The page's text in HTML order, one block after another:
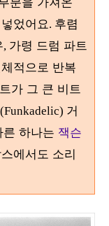
었어요. 후렴
, 가령 드럼 파트
적으로 반복
가 그 큰 비트
(Funkadelic) 거
른 하나는 잭슨
에서도 소리